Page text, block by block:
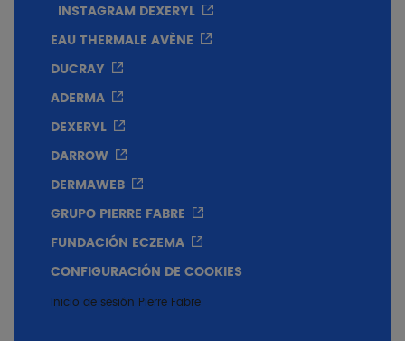
INSTAGRAM DEXERYL
EAU THERMALE AVÈNE
DUCRAY
ADERMA
DEXERYL
DARROW
DERMAWEB
GRUPO PIERRE FABRE
FUNDACIÓN ECZEMA
CONFIGURACIÓN DE COOKIES
Inicio de sesión Pierre Fabre